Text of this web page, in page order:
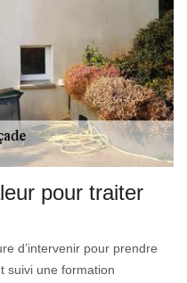
pour traiter
d’intervenir pour prendre
suivi une formation